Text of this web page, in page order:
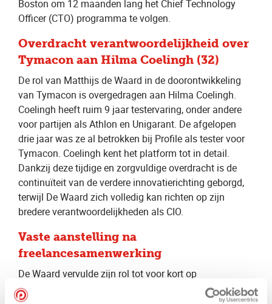
Boston om 12 maanden lang het Chief Technology
Officer (CTO) programma te volgen.
Overdracht verantwoordelijkheid over
Tymacon aan Hilma Coelingh (32)
De rol van Matthijs de Waard in de doorontwikkeling
van Tymacon is overgedragen aan Hilma Coelingh.
Coelingh heeft ruim 9 jaar testervaring, onder andere
voor partijen als Athlon en Unigarant. De afgelopen
drie jaar was ze al betrokken bij Profile als tester voor
Tymacon. Coelingh kent het platform tot in detail.
Dankzij deze tijdige en zorgvuldige overdracht is de
continuïteit van de verdere innovatierichting geborgd,
terwijl De Waard zich volledig kan richten op zijn
bredere verantwoordelijkheden als CIO.
Vaste aanstelling na
freelancesamenwerking
De Waard vervulde zijn rol tot voor kort op
freelancebasis. Zijn overstap naar een vaste